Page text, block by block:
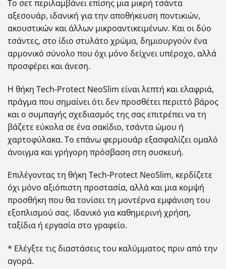
Το σετ περιλαμβάνει επίσης μια μικρή τσάντα
αξεσουάρ, ιδανική για την αποθήκευση ποντικιών,
ακουστικών και άλλων μικροαντικειμένων. Και οι δύο
τσάντες, στο ίδιο στυλάτο χρώμα, δημιουργούν ένα
αρμονικό σύνολο που όχι μόνο δείχνει υπέροχο, αλλά
προσφέρει και άνεση.
Η θήκη Tech-Protect NeoSlim είναι λεπτή και ελαφριά,
πράγμα που σημαίνει ότι δεν προσθέτει περιττό βάρος
και ο συμπαγής σχεδιασμός της σας επιτρέπει να τη
βάζετε εύκολα σε ένα σακίδιο, τσάντα ώμου ή
χαρτοφύλακα. Το επάνω φερμουάρ εξασφαλίζει ομαλό
άνοιγμα και γρήγορη πρόσβαση στη συσκευή.
Επιλέγοντας τη θήκη Tech-Protect NeoSlim, κερδίζετε
όχι μόνο αξιόπιστη προστασία, αλλά και μια κομψή
προσθήκη που θα τονίσει τη μοντέρνα εμφάνιση του
εξοπλισμού σας. Ιδανικό για καθημερινή χρήση,
ταξίδια ή εργασία στο γραφείο.
* Ελέγξτε τις διαστάσεις του καλύμματος πριν από την
αγορά.